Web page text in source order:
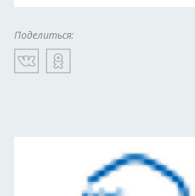
Поделиться: